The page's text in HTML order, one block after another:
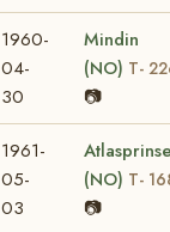
1960-
04-
30
Mindin
(NO) T-
📷
1961-
05-
03
(NO) T-
📷